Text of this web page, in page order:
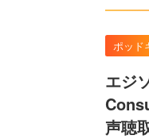
ポッド
エジ
声聴